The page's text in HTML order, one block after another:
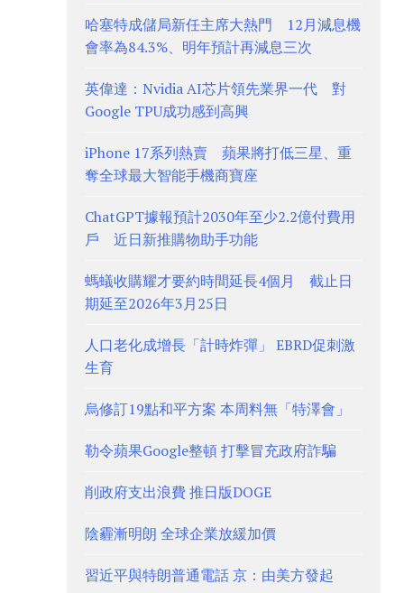
哈塞特成儲局新任主席大熱門 12月減息機
會率為84.3%、明年預計再減息三次
英偉達：Nvidia AI芯片領先業界一代 對
Google TPU成功感到高興
iPhone 17系列熱賣 蘋果將打低三星、重
奪全球最大智能手機商寶座
ChatGPT據報預計2030年至少2.2億付費用
戶 近日新推購物助手功能
螞蟻收購耀才要約時間延長4個月 截止日
期延至2026年3月25日
人口老化成增長「計時炸彈」 EBRD促刺激
生育
烏修訂19點和平方案 本周料無「特澤會」
勒令蘋果Google整頓 打擊冒充政府詐騙
削政府支出浪費 推日版DOGE
陰霾漸明朗 全球企業放緩加價
習近平與特朗普通電話 京：由美方發起